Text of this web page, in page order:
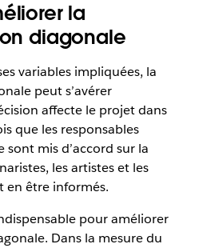
la
diagonale
variables impliquées, la
peut s’avérer
affecte le projet dans
que les responsables
mis d’accord sur la
les artistes et les
en être informés.
pour améliorer
Dans la mesure du